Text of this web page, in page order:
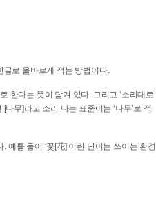
글로 올바르게 적는 방법이다.
한다는 뜻이 담겨 있다. 그리고 ‘소리대로’
를 들어 ‘꽃[花]’이란 단어는 쓰이는 환경